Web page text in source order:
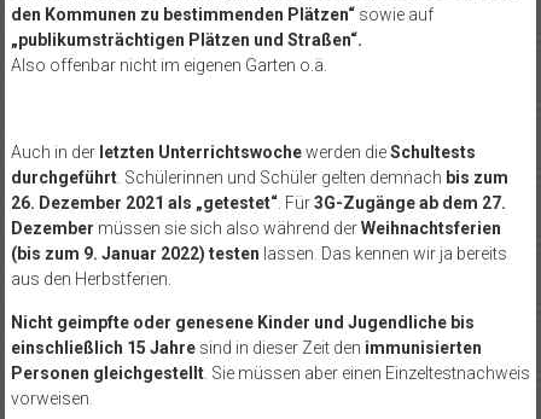
den Kommunen zu bestimmenden Plätzen“sowie auf
„publikumsträchtigen Plätzen und Straßen“.
Also offenbar nicht im eigenen Garten o.ä.
Auch in der letzten Unterrichtswochewerden dieSchultests
durchgeführt. Schülerinnen und Schüler gelten demnach bis zum
26. Dezember 2021 als „getestet“. Für3G-Zugängeab dem 27.
Dezember müssen sie sich also während derWeihnachtsferien
(bis zum 9. Januar 2022) testen lassen. Das kennen wir ja bereits
aus den Herbstferien.
Nicht geimpfte oder genesene Kinder und Jugendliche bis
einschließlich 15 Jahresind in dieser Zeit den immunisierten
Personen gleichgestellt. Sie müssen aber einen Einzeltestnachweis
vorweisen.